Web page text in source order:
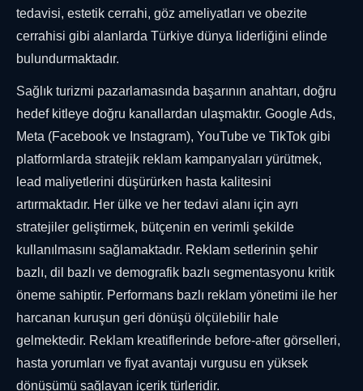
tedavisi, estetik cerrahi, göz ameliyatları ve obezite
cerrahisi gibi alanlarda Türkiye dünya liderliğini elinde
bulundurmaktadır.
Sağlık turizmi pazarlamasında başarının anahtarı, doğru
hedef kitleye doğru kanallardan ulaşmaktır. Google Ads,
Meta (Facebook ve Instagram), YouTube ve TikTok gibi
platformlarda stratejik reklam kampanyaları yürütmek,
lead maliyetlerini düşürürken hasta kalitesini
artırmaktadır. Her ülke ve her tedavi alanı için ayrı
stratejiler geliştirmek, bütçenin en verimli şekilde
kullanılmasını sağlamaktadır. Reklam setlerinin şehir
bazlı, dil bazlı ve demografik bazlı segmentasyonu kritik
öneme sahiptir. Performans bazlı reklam yönetimi ile her
harcanan kuruşun geri dönüşü ölçülebilir hale
gelmektedir. Reklam kreatiflerinde before-after görselleri,
hasta yorumları ve fiyat avantajı vurgusu en yüksek
dönüşümü sağlayan içerik türleridir.